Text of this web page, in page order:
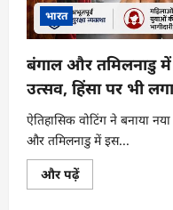
भारत
बंगाल और तमिलनाडु में
उत्सव, हिंसा पर भी
ऐतिहासिक वोटिंग ने बनाया
और तमिलनाडु में इस...
और पढ़ेंबंगाल
और